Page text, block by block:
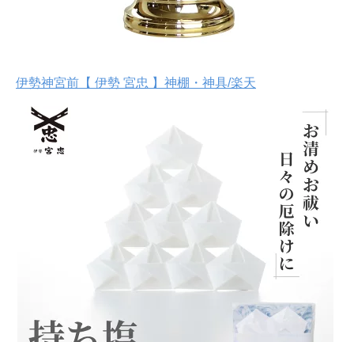
伊勢神宮前【 伊勢 宮忠 】神棚・神具/楽天